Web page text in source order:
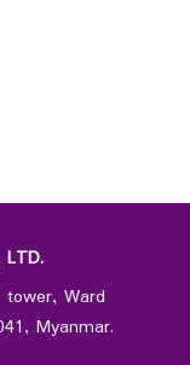
Ward
Myanmar.